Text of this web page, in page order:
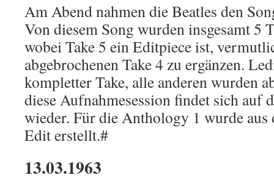
Am Abend nahmen die Beatles den
Von diesem Song wurden insgesamt 5
wobei Take 5 ein Editpiece ist,
abgebrochenen Take 4 zu ergänzen.
kompletter Take, alle anderen wurden
diese Aufnahmesession findet sich auf
wieder. Für die Anthology 1 wurde aus
Edit erstellt.#
13.03.1963